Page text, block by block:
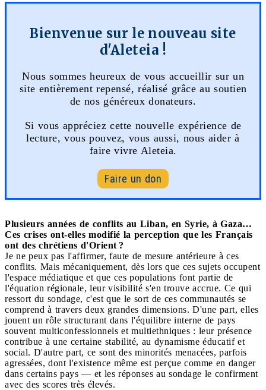
Bienvenue sur le nouveau site
d'Aleteia !
Nous sommes heureux de vous accueillir sur un
site entièrement repensé, réalisé grâce au soutien
de nos généreux donateurs.
Si vous appréciez cette nouvelle expérience de
lecture, vous pouvez, vous aussi, nous aider à
faire vivre Aleteia.
Faire un don
Plusieurs années de conflits au Liban, en Syrie, à Gaza…
Ces crises ont-elles modifié la perception que les Français
ont des chrétiens d'Orient ?
Je ne peux pas l'affirmer, faute de mesure antérieure à ces
conflits. Mais mécaniquement, dès lors que ces sujets occupent
l'espace médiatique et que ces populations font partie de
l'équation régionale, leur visibilité s'en trouve accrue. Ce qui
ressort du sondage, c'est que le sort de ces communautés se
comprend à travers deux grandes dimensions. D'une part, elles
jouent un rôle structurant dans l'équilibre interne de pays
souvent multiconfessionnels et multiethniques : leur présence
contribue à une certaine stabilité, au dynamisme éducatif et
social. D'autre part, ce sont des minorités menacées, parfois
agressées, dont l'existence même est perçue comme en danger
dans certains pays — et les réponses au sondage le confirment
avec des scores très élevés.